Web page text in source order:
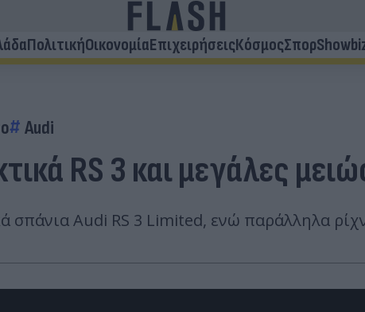
ΠολιτικήΟικονομίαΕπιχειρήσειςΚόσμοςΣπορ
Audi
RS 3 και μεγάλες
σπάνια Audi RS 3 Limited, ενώ παράλληλα